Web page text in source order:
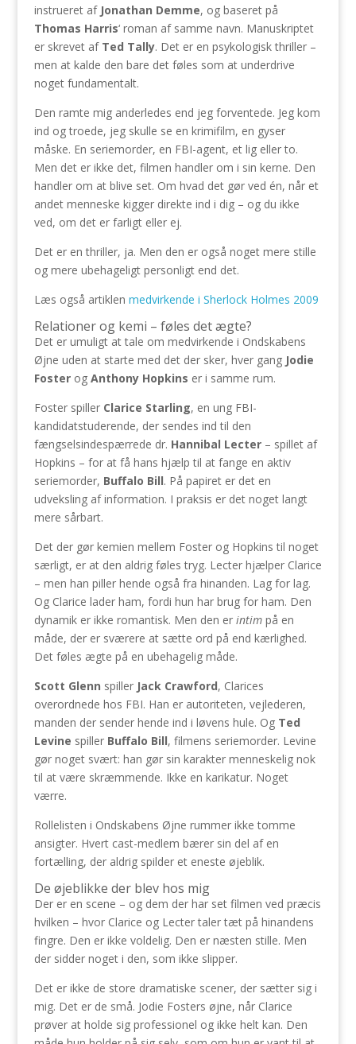
instrueret af Jonathan Demme, og baseret på
Thomas Harris‘ roman af samme navn. Manuskriptet
er skrevet af Ted Tally. Det er en psykologisk thriller –
men at kalde den bare det føles som at underdrive
noget fundamentalt.
Den ramte mig anderledes end jeg forventede. Jeg kom
ind og troede, jeg skulle se en krimifilm, en gyser
måske. En seriemorder, en FBI-agent, et lig eller to.
Men det er ikke det, filmen handler om i sin kerne. Den
handler om at blive set. Om hvad det gør ved én, når et
andet menneske kigger direkte ind i dig – og du ikke
ved, om det er farligt eller ej.
Det er en thriller, ja. Men den er også noget mere stille
og mere ubehageligt personligt end det.
Læs også artiklen medvirkende i Sherlock Holmes 2009
Relationer og kemi – føles det ægte?
Det er umuligt at tale om medvirkende i Ondskabens
Øjne uden at starte med det der sker, hver gang Jodie
Fosterog Anthony Hopkins er i samme rum.
Foster spiller Clarice Starling, en ung FBI-
kandidatstuderende, der sendes ind til den
fængselsindespærrede dr. Hannibal Lecter– spillet af
Hopkins – for at få hans hjælp til at fange en aktiv
seriemorder, Buffalo Bill. På papiret er det en
udveksling af information. I praksis er det noget langt
mere sårbart.
Det der gør kemien mellem Foster og Hopkins til noget
særligt, er at den aldrig føles tryg. Lecter hjælper Clarice
– men han piller hende også fra hinanden. Lag for lag.
Og Clarice lader ham, fordi hun har brug for ham. Den
dynamik er ikke romantisk. Men den er intimpå en
måde, der er sværere at sætte ord på end kærlighed.
Det føles ægte på en ubehagelig måde.
Scott Glenn spiller Jack Crawford, Clarices
overordnede hos FBI. Han er autoriteten, vejlederen,
manden der sender hende ind i løvens hule. Og Ted
Levine spiller Buffalo Bill, filmens seriemorder. Levine
gør noget svært: han gør sin karakter menneskelig nok
til at være skræmmende. Ikke en karikatur. Noget
værre.
Rollelisten i Ondskabens Øjne rummer ikke tomme
ansigter. Hvert cast-medlem bærer sin del af en
fortælling, der aldrig spilder et eneste øjeblik.
De øjeblikke der blev hos mig
Der er en scene – og dem der har set filmen ved præcis
hvilken – hvor Clarice og Lecter taler tæt på hinandens
fingre. Den er ikke voldelig. Den er næsten stille. Men
der sidder noget i den, som ikke slipper.
Det er ikke de store dramatiske scener, der sætter sig i
mig. Det er de små. Jodie Fosters øjne, når Clarice
prøver at holde sig professionel og ikke helt kan. Den